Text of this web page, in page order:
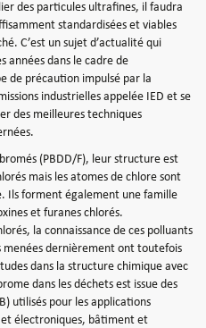
des particules ultrafines, il faudra
standardisées et viables
C’est un sujet d’actualité qui
années dans le cadre de
de précaution impulsé par la
industrielles appelée IED et se
des meilleures techniques
(PBDD/F), leur structure est
mais les atomes de chlore sont
Ils forment également une famille
et furanes chlorés.
la connaissance de ces polluants
menées dernièrement ont toutefois
dans la structure chimique avec
dans les déchets est issue des
utilisés pour les applications
électroniques, bâtiment et